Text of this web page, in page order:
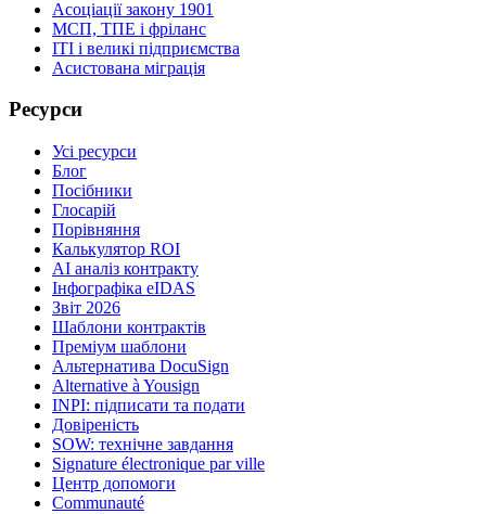
Асоціації закону 1901
МСП, ТПЕ і фріланс
ІТІ і великі підприємства
Асистована міграція
Ресурси
Усі ресурси
Блог
Посібники
Глосарій
Порівняння
Калькулятор ROI
AI аналіз контракту
Інфографіка eIDAS
Звіт 2026
Шаблони контрактів
Преміум шаблони
Альтернатива DocuSign
Alternative à Yousign
INPI: підписати та подати
Довіреність
SOW: технічне завдання
Signature électronique par ville
Центр допомоги
Communauté